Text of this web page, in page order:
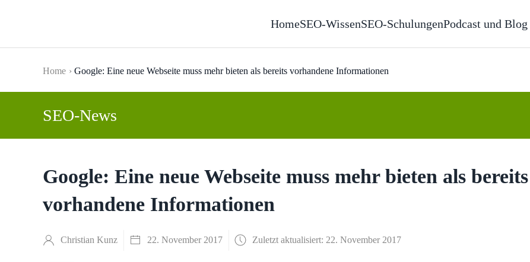
HomeSEO-WissenSEO-SchulungenPodcast und Blog
Home Google: Eine neue Webseite muss mehr bieten als bereits vorhandene Informationen
SEO-News
Google: Eine neue Webseite muss mehr bieten als bereits
vorhandene Informationen
Christian Kunz 22. November 2017 Zuletzt aktualisiert: 22. November 2017